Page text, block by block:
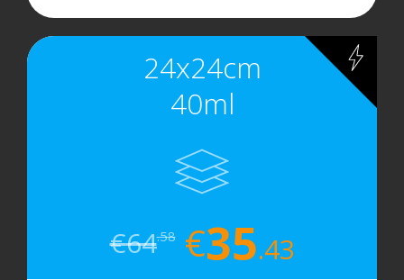
24x24cm
40ml
€64.58 €35.43